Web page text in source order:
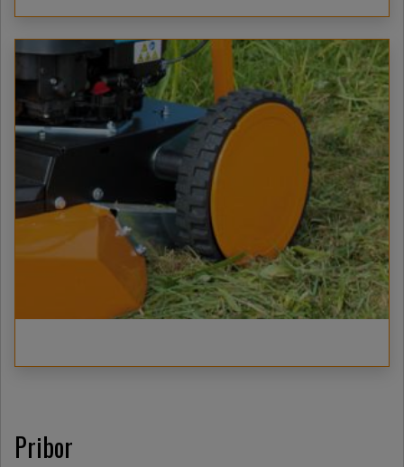
Pribor